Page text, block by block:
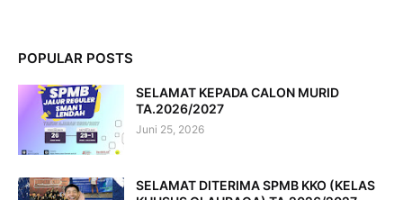
POPULAR POSTS
SELAMAT KEPADA CALON MURID
TA.2026/2027
Juni 25, 2026
SELAMAT DITERIMA SPMB KKO (KELAS